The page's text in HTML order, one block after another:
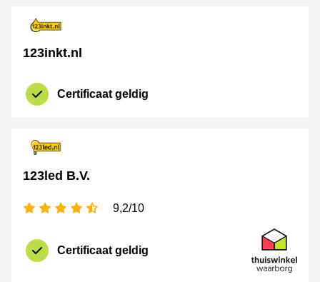
123inkt.nl
Certificaat geldig
123led B.V.
4,5 sterren
9,2/10
Certificaat geldig
certificaat
Thuiswinkel